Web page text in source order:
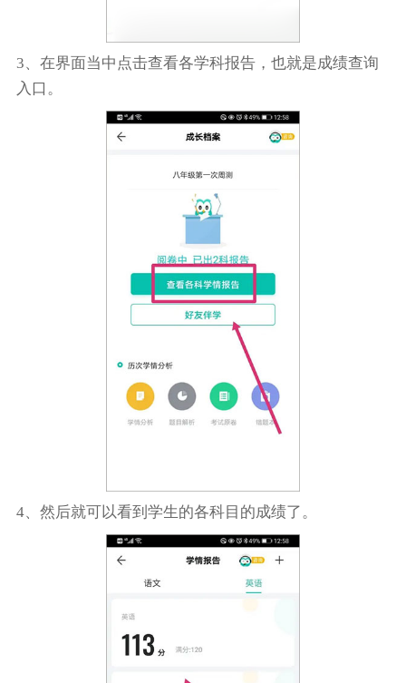
3、在界面当中点击查看各学科报告，也就是成绩查询
入口。
4、然后就可以看到学生的各科目的成绩了。